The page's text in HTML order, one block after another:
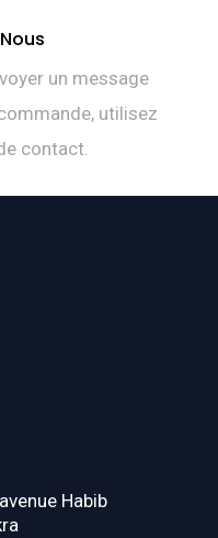
un message
utilisez
contact.
Habib